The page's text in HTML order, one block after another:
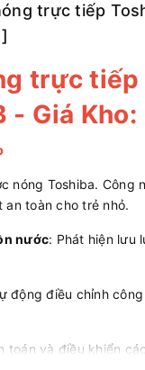
trực tiếp
trực tiếp
- Giá Kho:
nóng Toshiba. Công
toàn cho trẻ nhỏ.
nước: Phát hiện lưu
động điều chỉnh
toán và điều khiển